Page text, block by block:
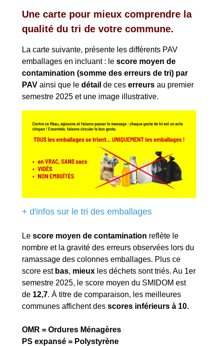
Une carte pour mieux comprendre la
qualité du tri de votre commune.
La carte suivante, présente les différents PAV
emballages en incluant : le score moyen de
contamination (somme des erreurs de tri) par
PAV ainsi que le détail de ces erreurs au premier
semestre 2025 et une image illustrative.
+ d'infos sur le tri des emballages
Le score moyen de contamination reflète le
nombre et la gravité des erreurs observées lors du
ramassage des colonnes emballages. Plus ce
score est bas, mieux les déchets sont triés. Au 1er
semestre 2025, le score moyen du SMIDOM est
de 12,7. À titre de comparaison, les meilleures
communes affichent des scores inférieurs à 10.
OMR = Ordures Ménagères
PS expansé = Polystyrène